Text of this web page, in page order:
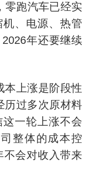
零跑汽车已经实
、电源、热管
年还要继续
本上涨是阶段性
历过多次原材料
一轮上涨不会
整体的成本控
不会对收入带来